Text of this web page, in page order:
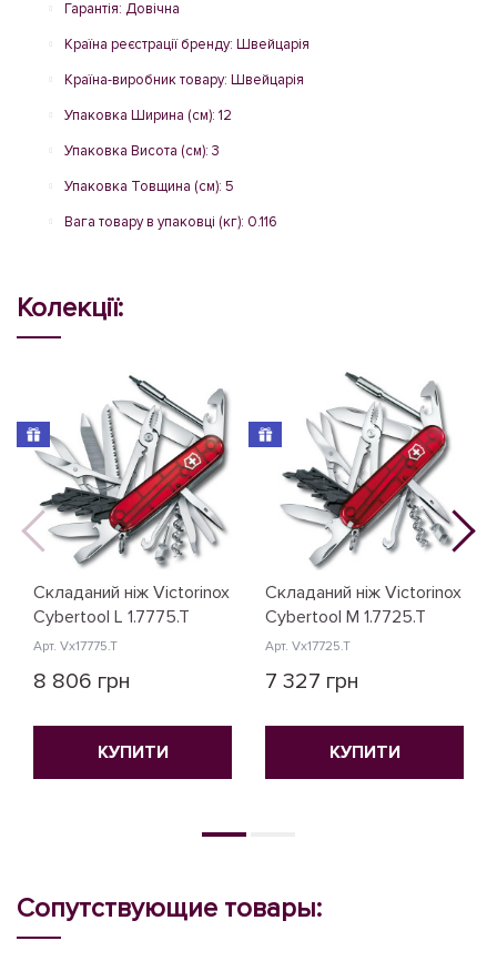
Гарантія: Довічна
Країна реєстрації бренду: Швейцарія
Країна-виробник товару: Швейцарія
Упаковка Ширина (см): 12
Упаковка Висота (см): 3
Упаковка Товщина (см): 5
Вага товару в упаковці (кг): 0.116
Колекції:
Складаний ніж Victorinox
Cybertool L 1.7775.T
Арт. Vx17775.T
8 806 грн
КУПИТИ
Складаний ніж Victorinox
Cybertool M 1.7725.T
Арт. Vx17725.T
7 327 грн
КУПИТИ
Сопутствующие товары: